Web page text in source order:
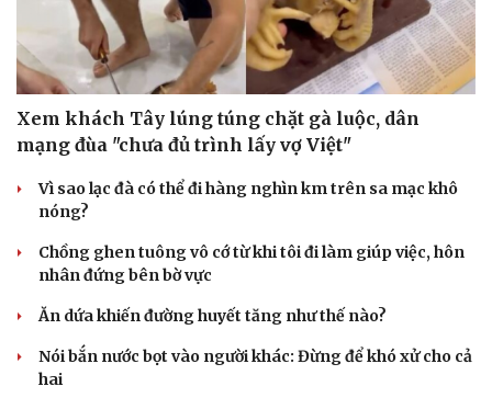
Xem khách Tây lúng túng chặt gà luộc, dân
mạng đùa "chưa đủ trình lấy vợ Việt"
Vì sao lạc đà có thể đi hàng nghìn km trên sa mạc khô
nóng?
Chồng ghen tuông vô cớ từ khi tôi đi làm giúp việc, hôn
nhân đứng bên bờ vực
Ăn dứa khiến đường huyết tăng như thế nào?
Nói bắn nước bọt vào người khác: Đừng để khó xử cho cả
hai